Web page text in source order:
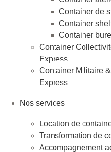
Container de
Container
Container
Container
Express
Container Militaire
Express
Nos services
Location de
Transformation de
Accompagnement